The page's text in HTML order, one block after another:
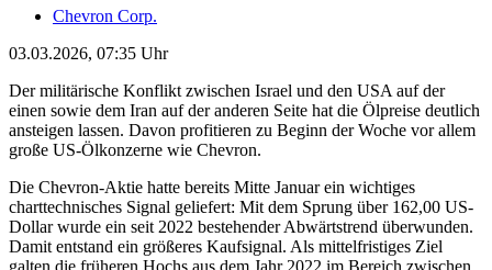
Chevron Corp.
03.03.2026, 07:35 Uhr
Der militärische Konflikt zwischen Israel und den USA auf der
einen sowie dem Iran auf der anderen Seite hat die Ölpreise deutlich
ansteigen lassen. Davon profitieren zu Beginn der Woche vor allem
große US-Ölkonzerne wie Chevron.
Die Chevron-Aktie hatte bereits Mitte Januar ein wichtiges
charttechnisches Signal geliefert: Mit dem Sprung über 162,00 US-
Dollar wurde ein seit 2022 bestehender Abwärtstrend überwunden.
Damit entstand ein größeres Kaufsignal. Als mittelfristiges Ziel
galten die früheren Hochs aus dem Jahr 2022 im Bereich zwischen